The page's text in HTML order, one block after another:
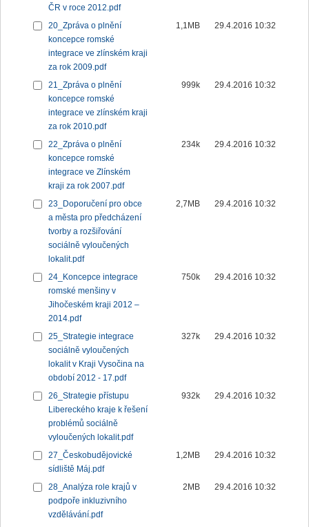
ČR v roce 2012.pdf
20_Zpráva o plnění
koncepce romské
integrace ve zlínském kraji
za rok 2009.pdf
1,1MB 29.4.2016 10:32
21_Zpráva o plnění
koncepce romské
integrace ve zlínském kraji
za rok 2010.pdf
999k 29.4.2016 10:32
22_Zpráva o plnění
koncepce romské
integrace ve Zlínském
kraji za rok 2007.pdf
234k 29.4.2016 10:32
23_Doporučení pro obce
a města pro předcházení
tvorby a rozšiřování
sociálně vyloučených
lokalit.pdf
2,7MB 29.4.2016 10:32
24_Koncepce integrace
romské menšiny v
Jihočeském kraji 2012 –
2014.pdf
750k 29.4.2016 10:32
25_Strategie integrace
sociálně vyloučených
lokalit v Kraji Vysočina na
období 2012 - 17.pdf
327k 29.4.2016 10:32
26_Strategie přístupu
Libereckého kraje k řešení
problémů sociálně
vyloučených lokalit.pdf
932k 29.4.2016 10:32
27_Českobudějovické
sídliště Máj.pdf
1,2MB 29.4.2016 10:32
28_Analýza role krajů v
podpoře inkluzivního
vzdělávání.pdf
2MB 29.4.2016 10:32